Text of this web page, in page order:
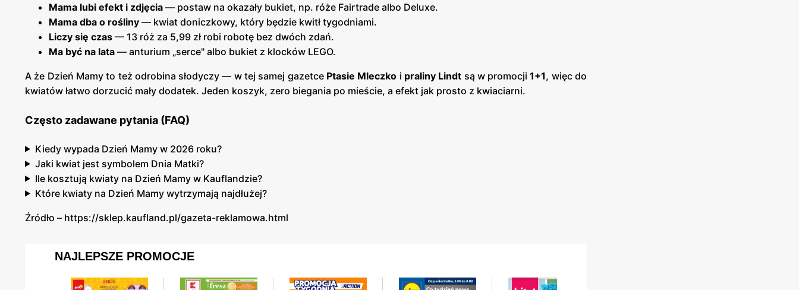
Mama lubi efekt i zdjęcia — postaw na okazały bukiet, np. róże Fairtrade albo Deluxe.
Mama dba o rośliny — kwiat doniczkowy, który będzie kwitł tygodniami.
Liczy się czas — 13 róż za 5,99 zł robi robotę bez dwóch zdań.
Ma być na lata — anturium „serce" albo bukiet z klocków LEGO.
A że Dzień Mamy to też odrobina słodyczy — w tej samej gazetce Ptasie Mleczko i praliny Lindt są w promocji1+1, więc do
kwiatów łatwo dorzucić mały dodatek. Jeden koszyk, zero biegania po mieście, a efekt jak prosto z kwiaciarni.
Często zadawane pytania (FAQ)
Kiedy wypada Dzień Mamy w 2026 roku?
Jaki kwiat jest symbolem Dnia Matki?
Ile kosztują kwiaty na Dzień Mamy w Kauflandzie?
Które kwiaty na Dzień Mamy wytrzymają najdłużej?
Źródło – https://sklep.kaufland.pl/gazeta-reklamowa.html